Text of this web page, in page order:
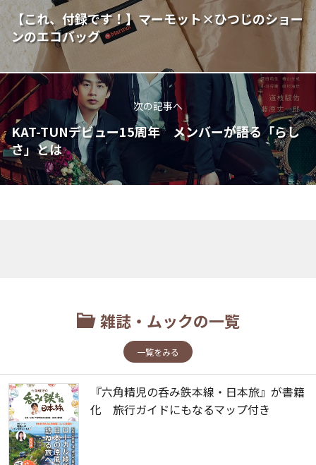
【これ、付録です！】マーモット×ひつじのショー
ンのエコバッグ
次の記事へ
KAT-TUNデビュー15周年 メンバーが語る「らし
さ」とは
雑誌・ムックの一覧
一覧をみる
『六角精児の呑み鉄本線・日本旅』が書籍
化 旅行ガイドにもなるマップ付き